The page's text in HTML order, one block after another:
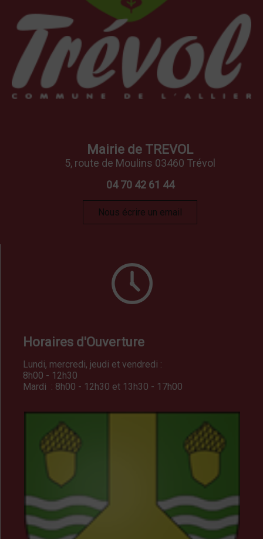
Mairie de TREVOL
5, route de Moulins 03460 Trévol
04 70 42 61 44
Nous écrire un email
Horaires d'Ouverture
Lundi, mercredi, jeudi et vendredi :
8h00 - 12h30
Mardi : 8h00 - 12h30 et 13h30 - 17h00